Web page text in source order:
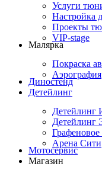
Услуги
Настройка
Проекты
VIP-stage
Малярка
Покраска
Аэрография
Диностенд
Детейлинг
Детейлинг
Детейлинг
Арена Сити
Мотосервис
Магазин